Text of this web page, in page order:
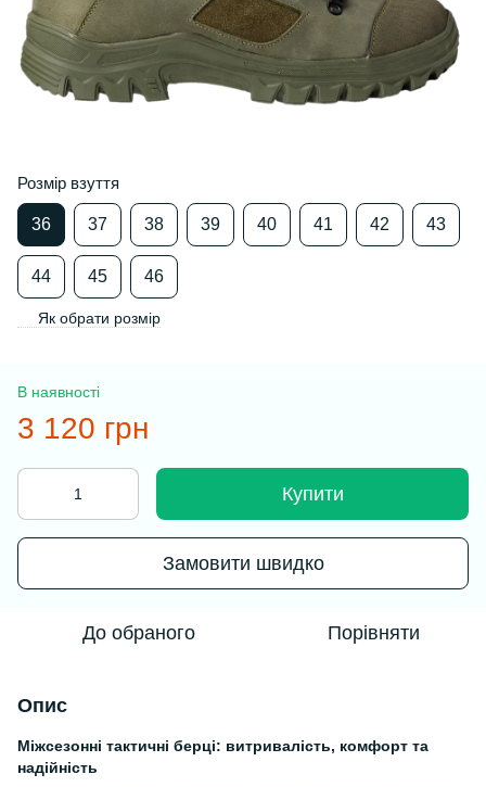
Розмір взуття
36 37 38 39 40 41 42 43
44 45 46
Як обрати розмір
В наявності
3 120 грн
Купити
Замовити швидко
До обраного Порівняти
Опис
Міжсезонні тактичні берці: витривалість, комфорт та
надійність